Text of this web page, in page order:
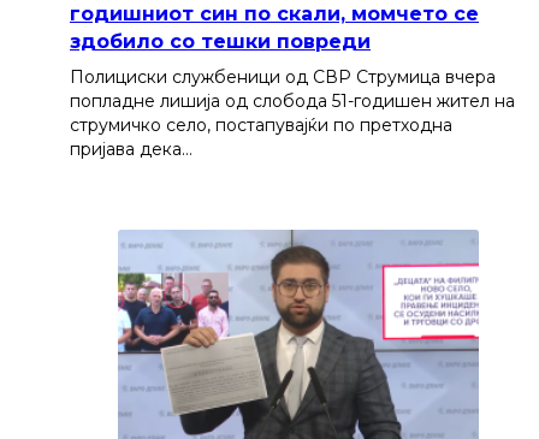
годишниот син по скали, момчето се
здобило со тешки повреди
Полициски службеници од СВР Струмица вчера
попладне лишија од слобода 51-годишен жител на
струмичко село, постапувајќи по претходна
пријава дека…